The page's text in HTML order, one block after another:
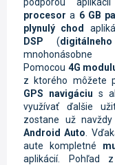
procesor a 6 GB
plynulý chod
DSP (
Pomocou 4G
z ktorého môžete
GPS navigáciu s
využívať ďalšie
zostane už
Android Auto
aute kompletné
aplikácií. Pohľad